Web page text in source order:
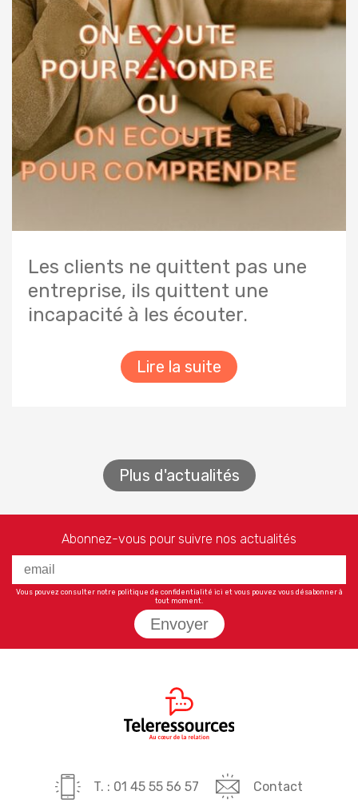
Les clients ne quittent pas une
entreprise, ils quittent une
incapacité à les écouter.
Lire la suite
Plus d'actualités
Abonnez-vous pour suivre nos actualités
Vous pouvez consulter notre politique de confidentialité ici et vous pouvez vous désabonner à
tout moment.
Envoyer
T. : 01 45 55 56 57 Contact